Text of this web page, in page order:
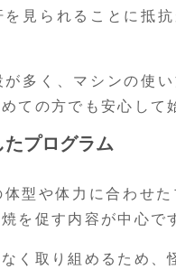
見られることに抵
多く、マシンの使
ての方でも安心して
プログラム
型や体力に合わせ
を促す内容が中心で
く取り組めるため、